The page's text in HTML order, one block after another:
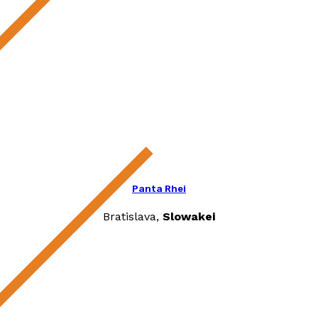
Panta Rhei
Bratislava, Slowakei